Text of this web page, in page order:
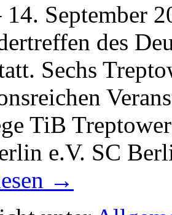
September
des
Sechs
TiB
e.V. SC
→